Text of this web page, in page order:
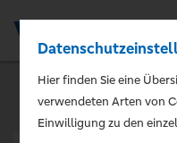
Hier finden Sie eine
verwendeten Arten von
Einwilligung zu den